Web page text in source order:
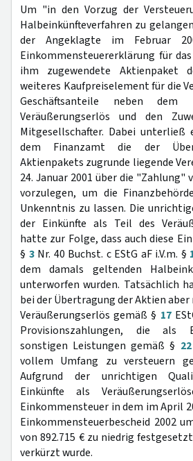
Um "in den Vorzug der
Halbeinkünfteverfahren zu
der Angeklagte im Februar
Einkommensteuererklärung für
ihm zugewendete Aktienpaket
weiteres Kaufpreiselement für die
Geschäftsanteile neben dem
Veräußerungserlös und den
Mitgesellschafter. Dabei unterließ
dem Finanzamt die der
Aktienpakets zugrunde liegende
24. Januar 2001 über die "Zahlung"
vorzulegen, um die
Unkenntnis zu lassen. Die
der Einkünfte als Teil des
hatte zur Folge, dass auch diese
§ 3Nr. 40 Buchst. c EStG aF i.V.m. §
dem damals geltenden
unterworfen wurden. Tatsächlich
bei der Übertragung der Aktien
Veräußerungserlös gemäß § 17
Provisionszahlungen, die als
sonstigen Leistungen gemäß § 22
vollem Umfang zu versteuern
Aufgrund der unrichtigen
Einkünfte als
Einkommensteuer in dem im April
Einkommensteuerbescheid 2002
von 892.715 € zu niedrig
verkürzt wurde.